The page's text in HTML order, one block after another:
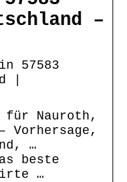
–
57583
|
für Nauroth,
Vorhersage,
…
beste
…